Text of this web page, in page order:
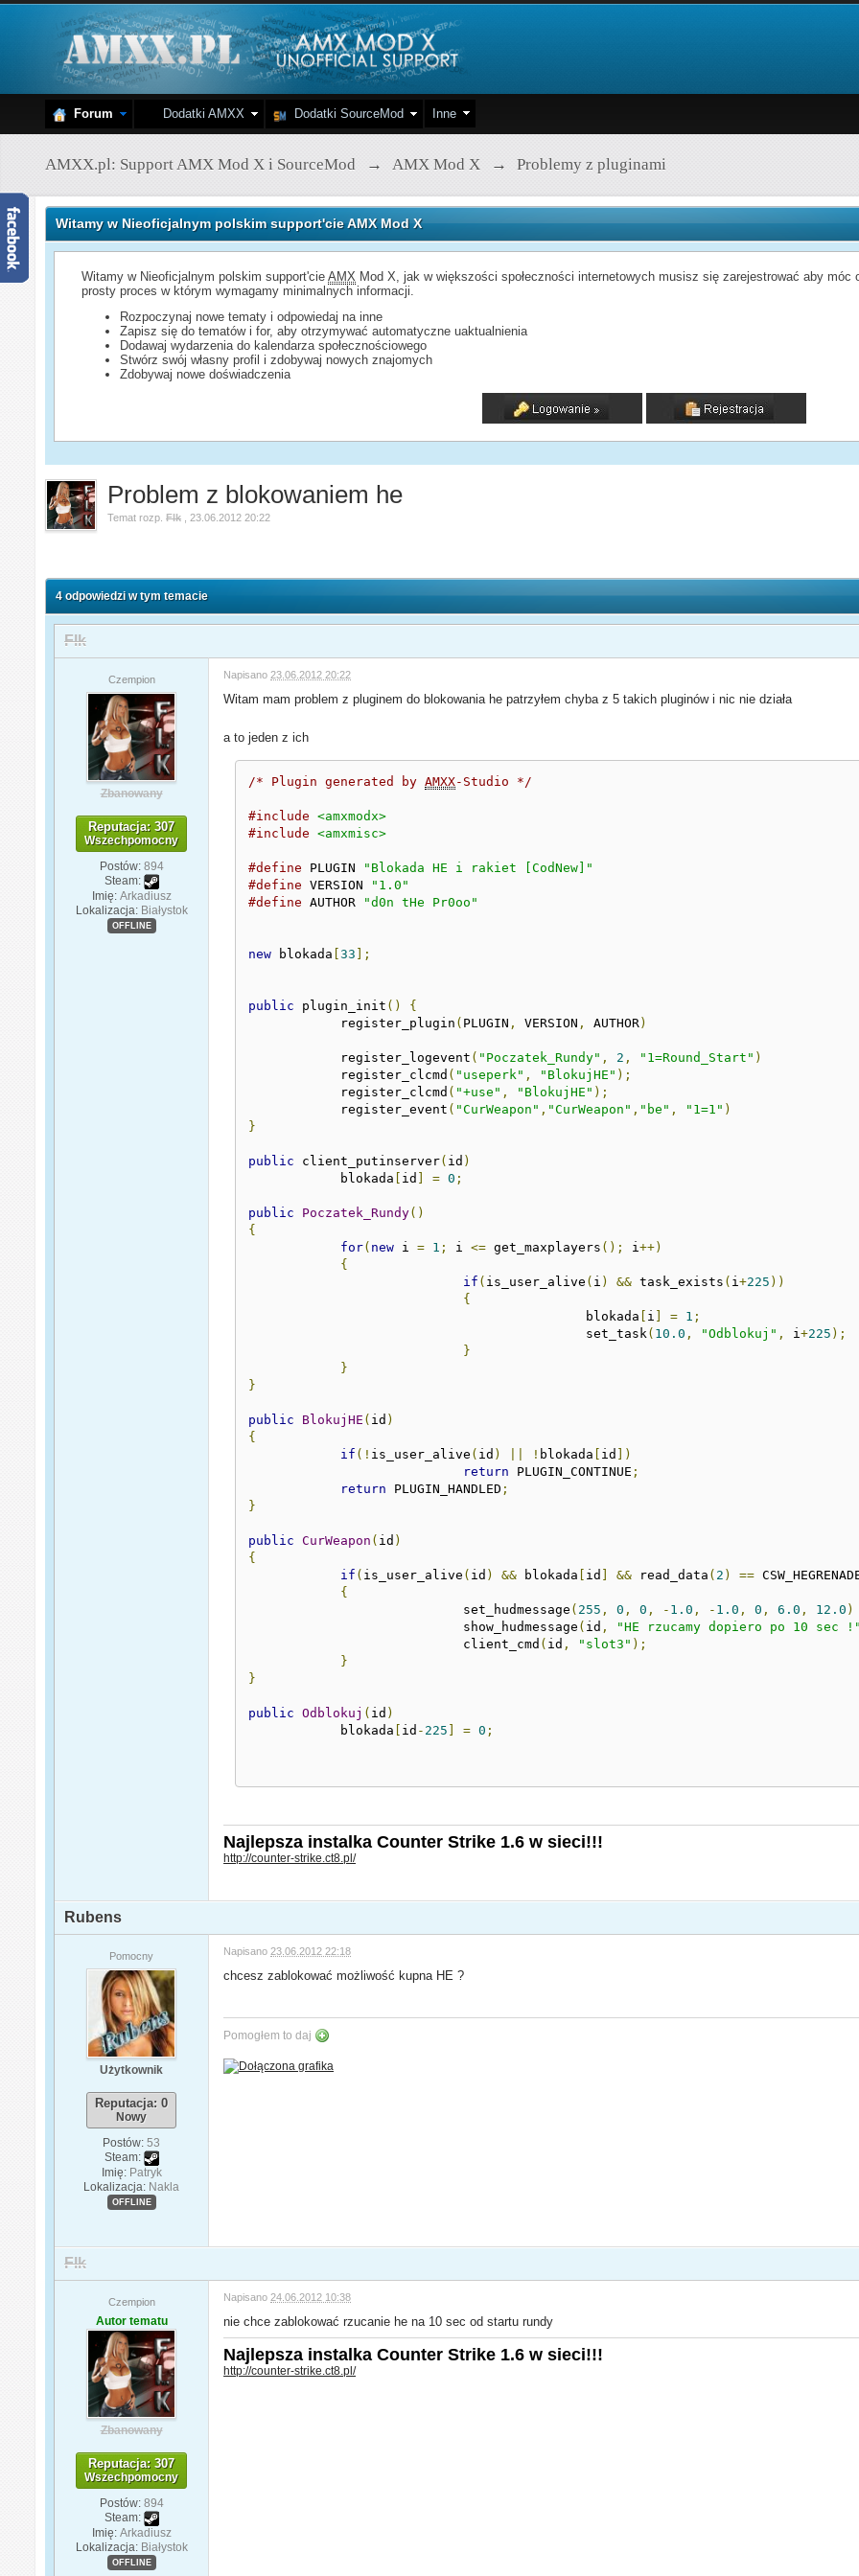
Forum Dodatki AMXX Dodatki SourceMod Inne
AMXX.pl: Support AMX Mod X i SourceMod → AMX Mod X → Problemy z pluginami
Witamy w Nieoficjalnym polskim support'cie AMX Mod X
Witamy w Nieoficjalnym polskim support'cieAMX Mod X, jak w większości społeczności internetowych musisz się zarejestrować aby
prosty proces w którym wymagamy minimalnych informacji.
Rozpoczynaj nowe tematy i odpowiedaj na inne
Zapisz się do tematów i for, aby otrzymywać automatyczne uaktualnienia
Dodawaj wydarzenia do kalendarza społecznościowego
Stwórz swój własny profil i zdobywaj nowych znajomych
Zdobywaj nowe doświadczenia
Problem z blokowaniem he
Temat rozp.Flk 23.06.2012 20:22
4 odpowiedzi w tym temacie
Flk
Czempion
Zbanowany
Reputacja: 307
Wszechpomocny
Postów: 894
Steam:
Imię: Arkadiusz
Lokalizacja: Białystok
OFFLINE
Napisano 23.06.2012 20:22
Witam mam problem z pluginem do blokowania he patrzyłem chyba z 5 takich pluginów i nic nie działa
a to jeden z ich
/* Plugin generated by AMXX-Studio */
#include
<amxmodx>
#include
<amxmisc>
#define PLUGIN
"Blokada HE i rakiet [CodNew]"
#define VERSION
"1.0"
#define AUTHOR "d0n tHe Pr0oo"
new blokada [33 ];
public plugin_init ()
{
	    register_plugin
( PLUGIN , VERSION , AUTHOR)
	    register_logevent
( "Poczatek_Rundy" , 2 , "1=Round_Start" )
	    register_clcmd
( "useperk" , "BlokujHE" );
	    register_clcmd
( "+use" , "BlokujHE" );
	    register_event
( "CurWeapon" , "CurWeapon" , "be" , "1=1" )
}
public client_putinserver( id )
	    blokada
[ id ] = 0 ;
public Poczatek_Rundy()
{
for( new i = 1 ; i <= get_maxplayers (); i++)
{
if ( is_user_alive ( i ) && task_exists ( i+225 ))
{
					    blokada
[ i ] = 1 ;
					    set_task
( 10.0 , "Odblokuj" , i+225 );
}
}
}
public BlokujHE ( id )
{
if (! is_user_alive ( id ) ! blokada [ id ])
return PLUGIN_CONTINUE ;
return PLUGIN_HANDLED ;
}
public CurWeapon ( id )
{
if ( is_user_alive ( id ) && blokada [ id ] && read_data ( 2 ) ==
{
			    set_hudmessage
( 255 , 0 , 0 , - 1.0 , - 1.0 , 0 , 6.0 , 12.0 )
			    show_hudmessage
( id ,
"HE rzucamy dopiero po 10 sec
			    client_cmd
( id , "slot3" );
}
}
public Odblokuj ( id )
	    blokada
[ id - 225 ] = 0 ;
Najlepsza instalka Counter Strike 1.6 w sieci!!!
http://counter-strike.ct8.pl/
Rubens
Pomocny
Użytkownik
Reputacja: 0
Nowy
Postów: 53
Steam:
Imię: Patryk
Lokalizacja: Nakla
OFFLINE
Napisano 23.06.2012 22:18
chcesz zablokować możliwość kupna HE ?
Pomogłem to daj
Flk
Czempion
Autor tematu
Zbanowany
Reputacja: 307
Wszechpomocny
Postów: 894
Steam:
Imię: Arkadiusz
Lokalizacja: Białystok
OFFLINE
Napisano 24.06.2012 10:38
nie chce zablokować rzucanie he na 10 sec od startu rundy
Najlepsza instalka Counter Strike 1.6 w sieci!!!
http://counter-strike.ct8.pl/